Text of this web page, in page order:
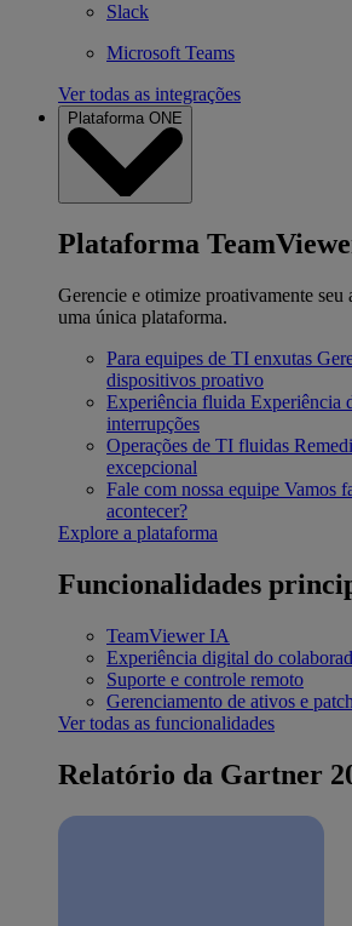
Slack
Microsoft Teams
Ver todas as integrações
Plataforma ONE
Plataforma
Gerencie e otimize proativamente seu
uma única plataforma.
Para equipes de TI enxutas
dispositivos proativo
Experiência fluida Experiência
interrupções
Operações de TI fluidas
excepcional
Fale com nossa equipe Vamos
acontecer?
Explore a plataforma
Funcionalidades
TeamViewer IA
Experiência digital do
Suporte e controle remoto
Gerenciamento de ativos e
Ver todas as funcionalidades
Relatório da Gartner